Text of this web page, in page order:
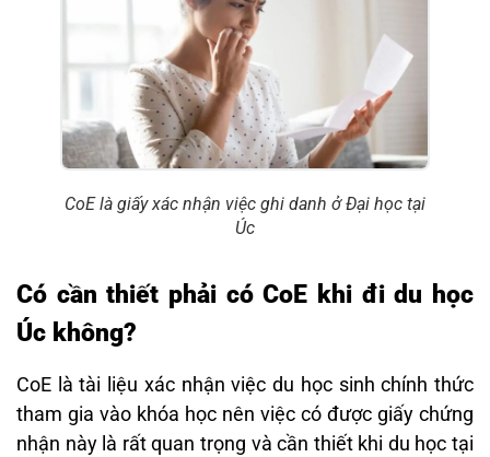
CoE là giấy xác nhận việc ghi danh ở Đại học tại
Úc
Có cần thiết phải có CoE khi đi du học
Úc không?
CoE là tài liệu xác nhận việc du học sinh chính thức
tham gia vào khóa học nên việc có được giấy chứng
nhận này là rất quan trọng và cần thiết khi du học tại